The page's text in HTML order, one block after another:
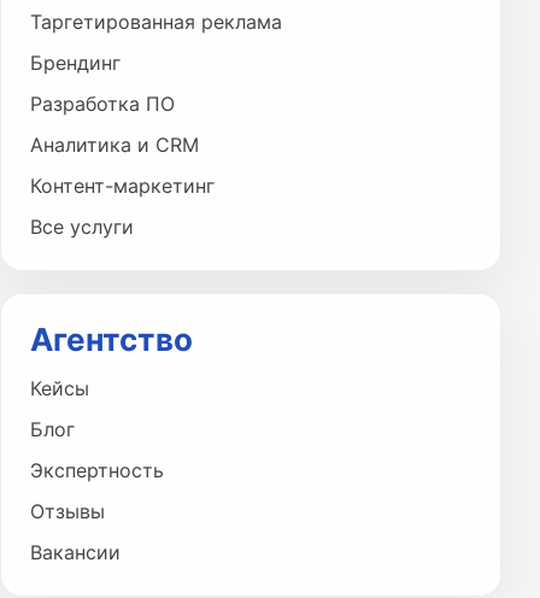
Таргетированная реклама
Брендинг
Разработка ПО
Аналитика и CRM
Контент-маркетинг
Все услуги
Агентство
Кейсы
Блог
Экспертность
Отзывы
Вакансии